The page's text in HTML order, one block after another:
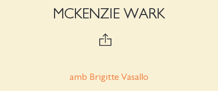
MCKENZIE WARK
amb Brigitte Vasallo